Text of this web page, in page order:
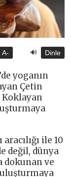
A- 🔊 Dinle
yoganın
Çetin
Koklayan
ile 10
değil, dünya
dokunan ve